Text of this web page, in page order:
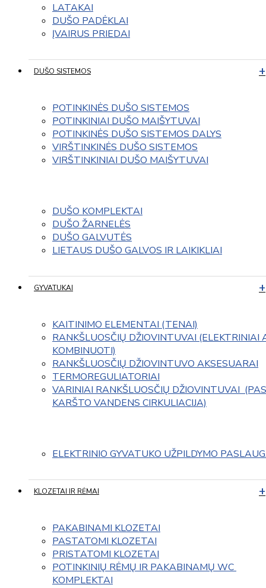
LATAKAI
DUŠO PADĖKLAI
ĮVAIRUS PRIEDAI
DUŠO SISTEMOS
POTINKINĖS DUŠO SISTEMOS
POTINKINIAI DUŠO MAIŠYTUVAI
POTINKINĖS DUŠO SISTEMOS DALYS
VIRŠTINKINĖS DUŠO SISTEMOS
VIRŠTINKINIAI DUŠO MAIŠYTUVAI
DUŠO KOMPLEKTAI
DUŠO ŽARNELĖS
DUŠO GALVUTĖS
LIETAUS DUŠO GALVOS IR LAIKIKLIAI
GYVATUKAI
KAITINIMO ELEMENTAI (TENAI)
RANKŠLUOSČIŲ DŽIOVINTUVAI (ELEKTRINIAI
KOMBINUOTI)
RANKŠLUOSČIŲ DŽIOVINTUVO AKSESUARAI
TERMOREGULIATORIAI
VARINIAI RANKŠLUOSČIŲ DŽIOVINTUVAI
KARŠTO VANDENS CIRKULIACIJA)
ELEKTRINIO GYVATUKO UŽPILDYMO
KLOZETAI IR RĖMAI
PAKABINAMI KLOZETAI
PASTATOMI KLOZETAI
PRISTATOMI KLOZETAI
POTINKINIŲ RĖMŲ IR PAKABINAMŲ WC
KOMPLEKTAI